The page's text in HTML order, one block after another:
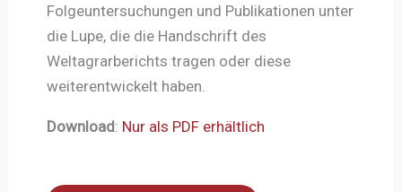
Folgeuntersuchungen und Publikationen unter
die Lupe, die die Handschrift des
Weltagrarberichts tragen oder diese
weiterentwickelt haben.
Download: Nur als PDF erhältlich